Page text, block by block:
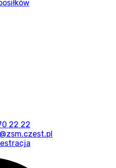
22 22